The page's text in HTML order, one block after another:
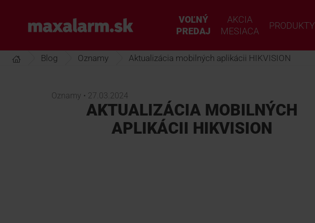
hlavnému
www.maxalarm.sk
VOĽNÝ
PREDAJ
AKCIA
MESIACA
PRODUKTY
Blog Oznamy Aktualizácia mobilných aplikácii HIKVISION
Oznamy • 27.03.2024
AKTUALIZÁCIA MOBILNÝCH
APLIKÁCII HIKVISION